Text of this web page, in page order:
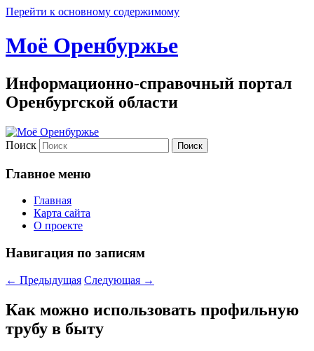
Перейти к основному содержимому
Моё Оренбуржье
Информационно-справочный портал
Оренбургской области
Поиск
Главное меню
Главная
Карта сайта
О проекте
Навигация по записям
← Предыдущая Следующая →
Как можно использовать профильную
трубу в быту